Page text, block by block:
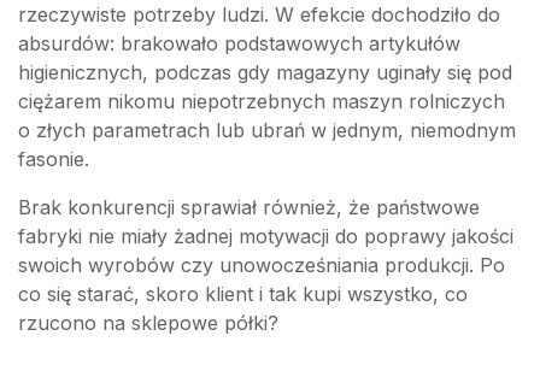
rzeczywiste potrzeby ludzi. W efekcie dochodziło do
absurdów: brakowało podstawowych artykułów
higienicznych, podczas gdy magazyny uginały się pod
ciężarem nikomu niepotrzebnych maszyn rolniczych
o złych parametrach lub ubrań w jednym, niemodnym
fasonie.
Brak konkurencji sprawiał również, że państwowe
fabryki nie miały żadnej motywacji do poprawy jakości
swoich wyrobów czy unowocześniania produkcji. Po
co się starać, skoro klient i tak kupi wszystko, co
rzucono na sklepowe półki?